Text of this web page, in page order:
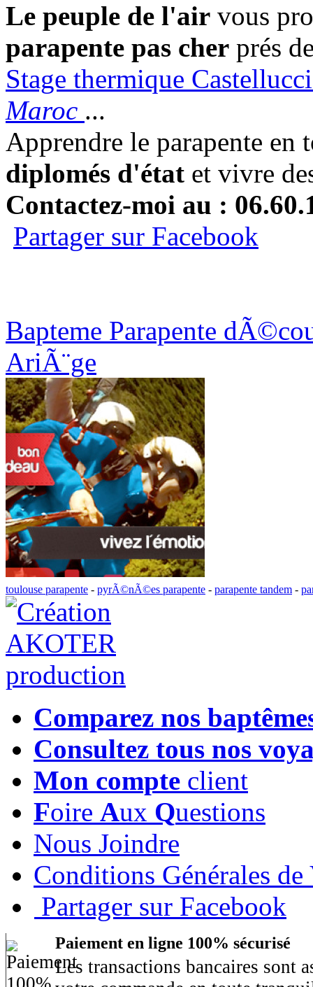
Le peuple de l'air vous
parapente pas cher prés
Stage thermique
Maroc ...
Apprendre le parapente en
diplomés d'état et vivre
Contactez-moi au :
Partager sur Facebook
Bapteme Parapente
AriÃ¨ge
toulouse parapente - pyrÃ©nÃ©es parapente - parapente tandem -
Comparez nos
Consultez tous nos
Mon compte client
Foire Aux Questions
Nous Joindre
Conditions Générales de
Partager sur Facebook
Paiement en ligne 100% sécurisé
Les transactions bancaires sont